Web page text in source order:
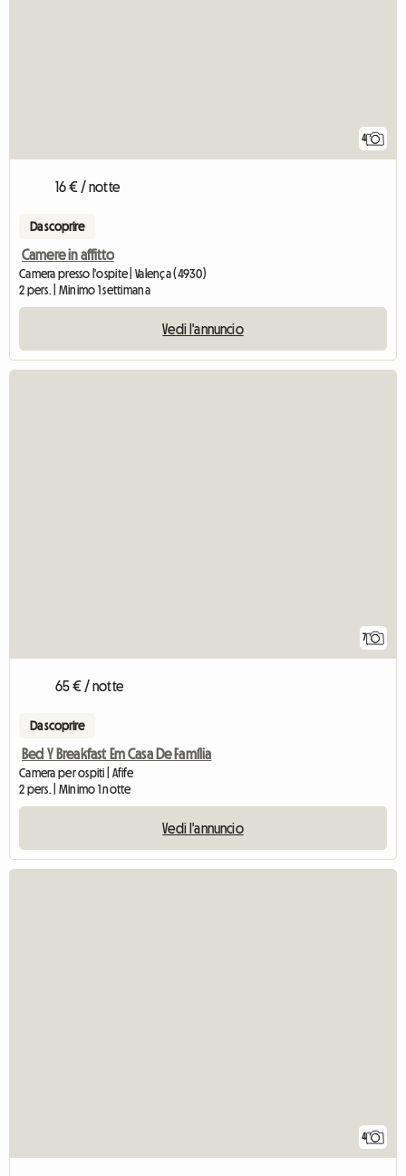
4
16 € / notte
Da scoprire
Camere in affitto
Camera presso l'ospite | Valença (4930)
2 pers. | Minimo 1 settimana
Vedi l'annuncio
7
65 € / notte
Da scoprire
Bed Y Breakfast Em Casa De Família
Camera per ospiti | Afife
2 pers. | Minimo 1 notte
Vedi l'annuncio
4